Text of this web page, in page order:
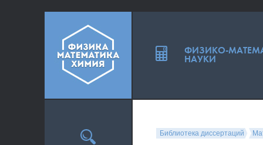
Библиотека диссертаций
ФИЗИКО-
НАУКИ